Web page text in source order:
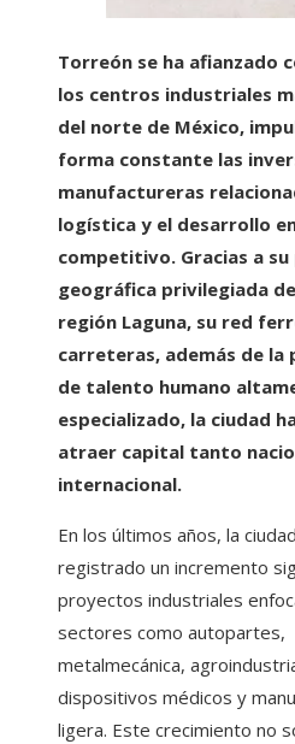
Torreón se ha afianzado
los centros industriales
del norte de México,
forma constante las
manufactureras
logística y el desarrollo
competitivo. Gracias a su
geográfica privilegiada
región Laguna, su red
carreteras, además de la
de talento humano
especializado, la ciudad
atraer capital tanto
internacional.
En los últimos años, la
registrado un incremento
proyectos industriales
sectores como autopartes,
metalmecánica,
dispositivos médicos y
ligera. Este crecimiento no